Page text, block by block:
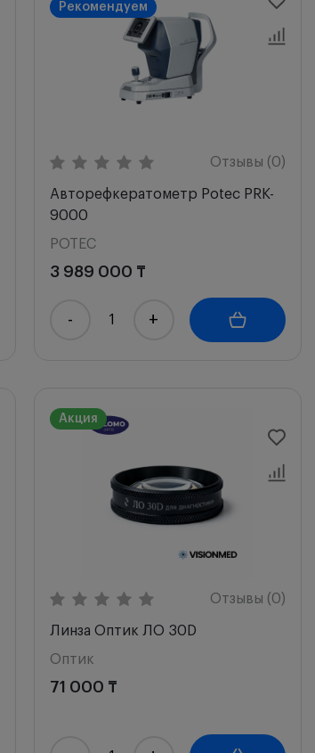
Рекомендуем
Отзывы (0)
Авторефкератометр Potec PRK-
9000
POTEC
3 989 000 ₸
- +
Акция
Отзывы (0)
Линза Оптик ЛО 30D
Оптик
71 000 ₸